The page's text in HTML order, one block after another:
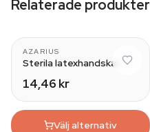
Relaterade produkter
AZARIUS
Sterila latexhandskar
14,46 kr
Välj alternativ